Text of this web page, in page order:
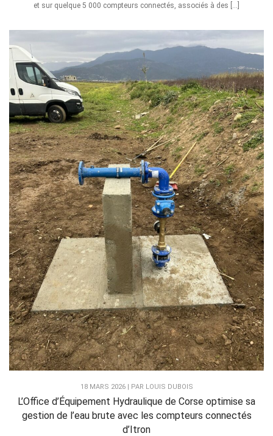
et sur quelque 5 000 compteurs connectés, associés à des […]
18 MARS 2026 | PAR LOUIS DUBOIS
L’Office d’Équipement Hydraulique de Corse optimise sa
gestion de l’eau brute avec les compteurs connectés
d’Itron